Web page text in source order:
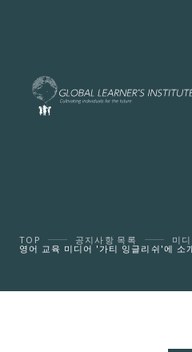
TOP 공지사항 목록 미
영어 교육 미디어 '가티 잉글리쉬'에 소